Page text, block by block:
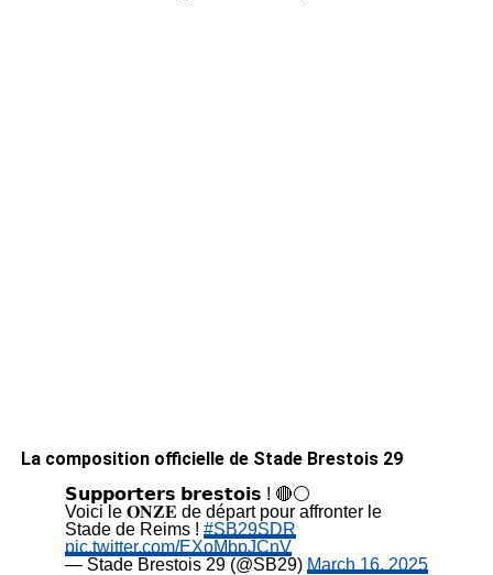
La composition officielle de Stade Brestois 29
𝗦𝘂𝗽𝗽𝗼𝗿𝘁𝗲𝗿𝘀 𝗯𝗿𝗲𝘀𝘁𝗼𝗶𝘀 ! 🔴⚪
Voici le 𝐎𝐍𝐙𝐄 de départ pour affronter le
Stade de Reims ! #SB29SDR
pic.twitter.com/EXoMbpJCnV
— Stade Brestois 29 (@SB29) March 16, 2025